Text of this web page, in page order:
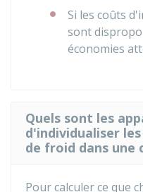
Si les coûts
sont
économies
Quels sont les
d'individualiser
de froid dans une
Pour calculer ce que